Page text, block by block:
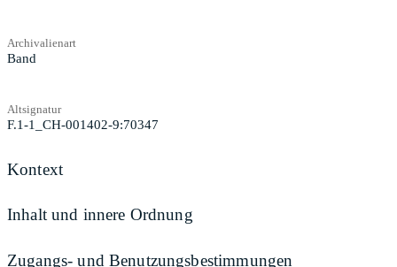
Archivalienart
Band
Altsignatur
F.1-1_CH-001402-9:70347
Kontext
Inhalt und innere Ordnung
Zugangs- und Benutzungsbestimmungen